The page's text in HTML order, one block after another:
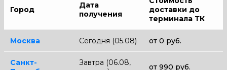
Город
Дата
получения
доставки до
терминала ТК
Москва Сегодня (05.08) от 0 руб.
Санкт-
Завтра (06.08,
от 990 руб.